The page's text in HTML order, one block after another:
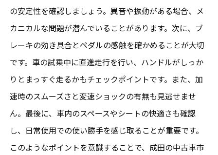
の安定性を確認しましょう。異音や振動がある場合、メ
カニカルな問題が潜んでいることがあります。次に、ブ
レーキの効き具合とペダルの感触を確かめることが大切
です。車の試乗中に直進走行を行い、ハンドルがしっか
りとまっすぐ走るかもチェックポイントです。また、加
速時のスムーズさと変速ショックの有無も見逃せませ
ん。最後に、車内のスペースやシートの快適さも確認
し、日常使用での使い勝手を感じ取ることが重要です。
このようなポイントを意識することで、成田の中古車市